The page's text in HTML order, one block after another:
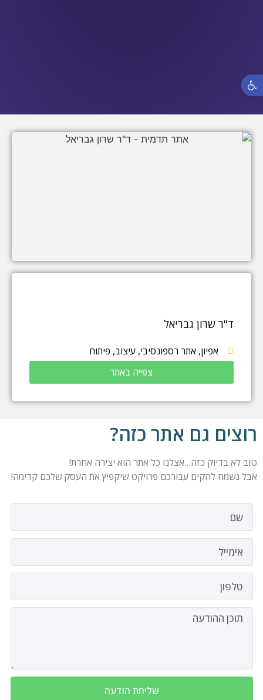
ד"ר שרון גבריאל
אפיון, אתר רספונסיבי, עיצוב, פיתוח
צפייה באתר
רוצים גם אתר כזה?
טוב לא בדיוק כזה…אצלנו כל אתר הוא יצירה אחרת!
אבל נשמח להקים עבורכם פרויקט שיקפיץ את העסק שלכם קדימה!
שליחת הודעה
פתח סרגל נגישות